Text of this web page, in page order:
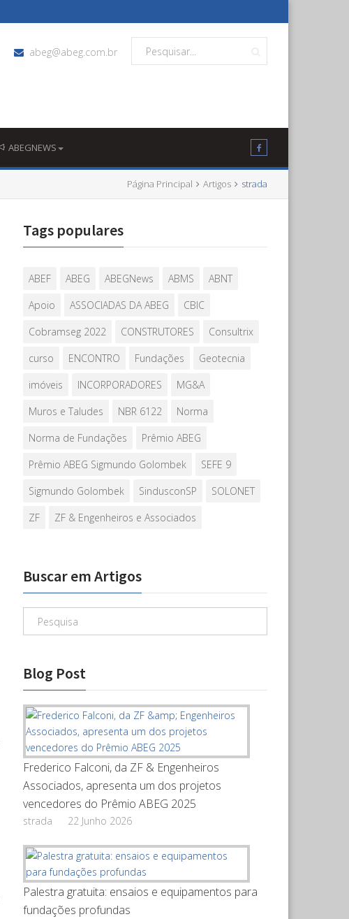
abeg@abeg.com.br
ABEGNEWS
Página Principal Artigos strada
Tags populares
ABEF ABEG ABEGNews ABMS
ABNT
Apoio
ASSOCIADAS DA ABEG
CBIC
Cobramseg 2022
CONSTRUTORES
Consultrix
curso
ENCONTRO Fundações
Geotecnia
imóveis
INCORPORADORES
MG&A
Muros e Taludes
NBR 6122
Norma
Norma de Fundações
Prêmio ABEG
Prêmio ABEG Sigmundo Golombek
SEFE 9
Sigmundo Golombek
SindusconSP
SOLONET
ZF
ZF & Engenheiros e Associados
Buscar em Artigos
Blog Post
Frederico Falconi, da ZF & Engenheiros
Associados, apresenta um dos projetos
vencedores do Prêmio ABEG 2025
strada 22 Junho 2026
Palestra gratuita: ensaios e equipamentos para
fundações profundas